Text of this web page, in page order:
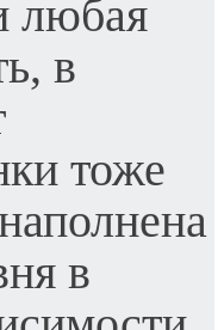
любая
в
тоже
в